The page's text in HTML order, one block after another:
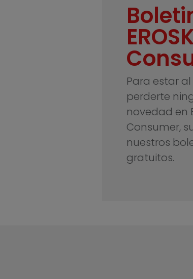
Para estar
perderte
novedad en
Consumer,
nuestros
gratuitos.